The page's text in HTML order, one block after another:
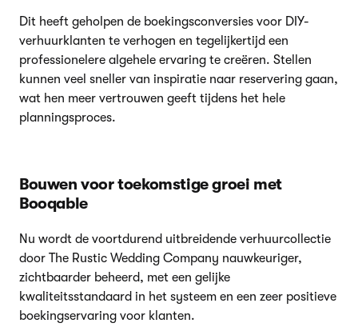
Dit heeft geholpen de boekingsconversies voor DIY-
verhuurklanten te verhogen en tegelijkertijd een
professionelere algehele ervaring te creëren. Stellen
kunnen veel sneller van inspiratie naar reservering gaan,
wat hen meer vertrouwen geeft tijdens het hele
planningsproces.
Bouwen voor toekomstige groei met
Booqable
Nu wordt de voortdurend uitbreidende verhuurcollectie
door The Rustic Wedding Company nauwkeuriger,
zichtbaarder beheerd, met een gelijke
kwaliteitsstandaard in het systeem en een zeer positieve
boekingservaring voor klanten.